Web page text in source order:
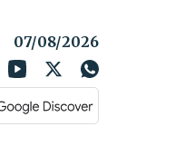
07/08/2026